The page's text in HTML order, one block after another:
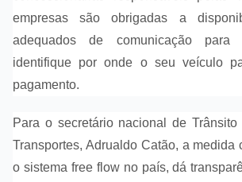
empresas são obrigadas a
adequados de comunicação
identifique por onde o seu veículo
pagamento.
Para o secretário nacional de
Transportes, Adrualdo Catão, a medida
o sistema free flow no país, dá